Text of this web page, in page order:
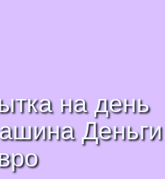
на день
Деньги